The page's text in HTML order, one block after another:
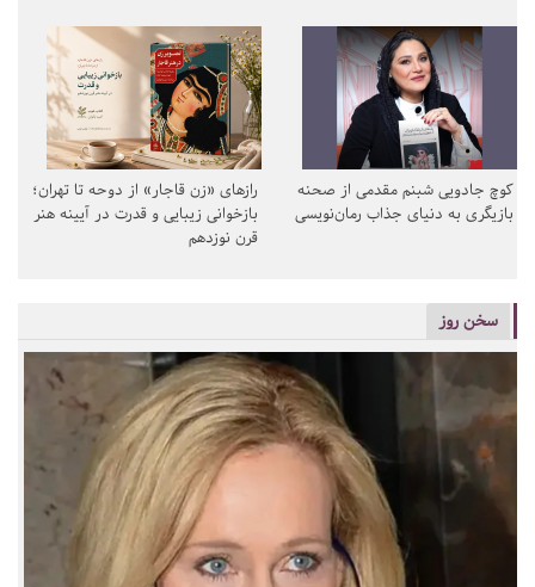
کوچ جادویی شبنم مقدمی از صحنه
بازیگری به دنیای جذاب رمان‌نویسی
رازهای «زن قاجار» از دوحه تا تهران؛
بازخوانی زیبایی و قدرت در آیینه هنر
قرن نوزدهم
سخن روز